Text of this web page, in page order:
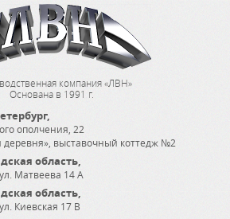
компания «ЛВН»
Основана в 1991 г.
,
ополчения, 22
деревня», выставочный коттедж №2
область,
ул. Матвеева 14 А
область,
ул. Киевская 17 В